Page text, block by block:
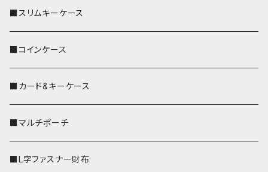
■スリムキーケース
■コインケース
■カード&キーケース
■マルチポーチ
■L字ファスナー財布